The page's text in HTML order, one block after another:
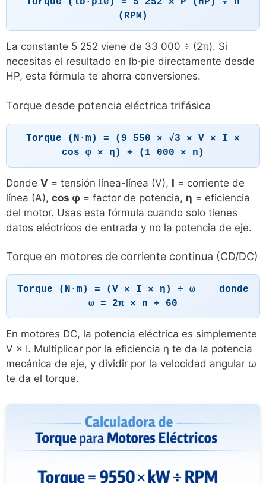
(RPM)
La constante 5 252 viene de 33 000 ÷ (2π). Si
necesitas el resultado en lb·pie directamente desde
HP, esta fórmula te ahorra conversiones.
Torque desde potencia eléctrica trifásica
Torque (N·m) = (9 550 × √3 × V × I ×
cos φ × η) ÷ (1 000 × n)
Donde V = tensión línea-línea (V), I = corriente de
línea (A), cos φ = factor de potencia, η = eficiencia
del motor. Usas esta fórmula cuando solo tienes
datos eléctricos de entrada y no la potencia de eje.
Torque en motores de corriente continua (CD/DC)
Torque (N·m) = (V × I × η) ÷ ω donde
ω = 2π × n ÷ 60
En motores DC, la potencia eléctrica es simplemente
V × I. Multiplicar por la eficiencia η te da la potencia
mecánica de eje, y dividir por la velocidad angular ω
te da el torque.